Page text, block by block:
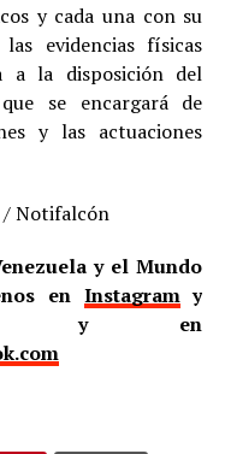
y cada una con su
evidencias físicas
a la disposición del
se encargará de
y las actuaciones
/ Notifalcón
y el Mundo
en Instagramy
en